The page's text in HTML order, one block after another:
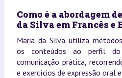
Como é a abordagem
da Silva em Francês e
Maria da Silva utiliza
os conteúdos ao perfil
comunicação prática,
e exercícios de expressão oral